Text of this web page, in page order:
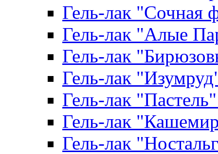
Гель-лак "Сочная
Гель-лак "Алые
Гель-лак
Гель-лак
Гель-лак
Гель-лак
Гель-лак